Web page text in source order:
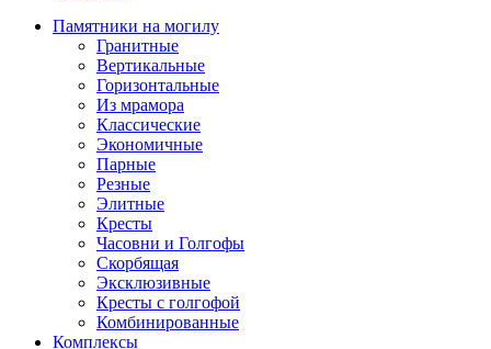
Памятники на могилу
Гранитные
Вертикальные
Горизонтальные
Из мрамора
Классические
Экономичные
Парные
Резные
Элитные
Кресты
Часовни и Голгофы
Скорбящая
Эксклюзивные
Кресты с голгофой
Комбинированные
Комплексы